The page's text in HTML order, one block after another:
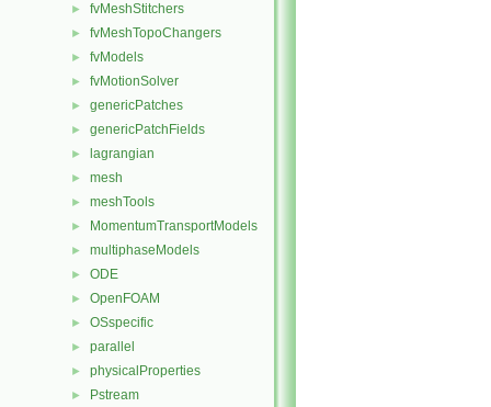
► fvMeshStitchers
► fvMeshTopoChangers
► fvModels
► fvMotionSolver
► genericPatches
► genericPatchFields
► lagrangian
► mesh
► meshTools
► MomentumTransportModels
► multiphaseModels
► ODE
► OpenFOAM
► OSspecific
► parallel
► physicalProperties
► Pstream